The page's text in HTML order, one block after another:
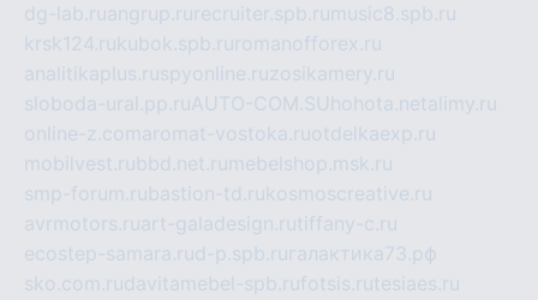
dg-lab.ruangrup.ru recruiter.spb.ru music8.spb.ru
krsk124.rukubok.spb.ru romanofforex.ru
analitikaplus.ruspyonline.ruzosikamery.ru
sloboda-ural.pp.ruAUTO-COM.SU hohota.netalimy.ru
online-z.comaromat-vostoka.ruotdelkaexp.ru
mobilvest.rubbd.net.ru mebelshop.msk.ru
smp-forum.rubastion-td.rukosmoscreative.ru
avrmotors.ruart-galadesign.rutiffany-c.ru
ecostep-samara.rud-p.spb.ru галактика73.рф
sko.com.rudavitamebel-spb.rufotsis.rutesiaes.ru